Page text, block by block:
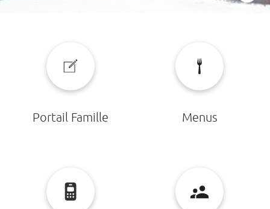
Portail Famille Menus